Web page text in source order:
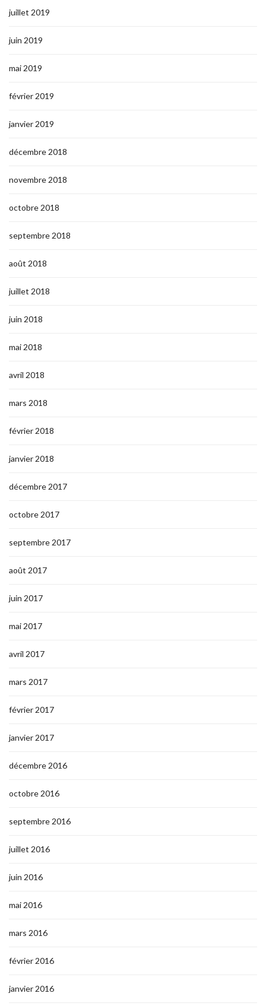
juillet 2019
juin 2019
mai 2019
février 2019
janvier 2019
décembre 2018
novembre 2018
octobre 2018
septembre 2018
août 2018
juillet 2018
juin 2018
mai 2018
avril 2018
mars 2018
février 2018
janvier 2018
décembre 2017
octobre 2017
septembre 2017
août 2017
juin 2017
mai 2017
avril 2017
mars 2017
février 2017
janvier 2017
décembre 2016
octobre 2016
septembre 2016
juillet 2016
juin 2016
mai 2016
mars 2016
février 2016
janvier 2016